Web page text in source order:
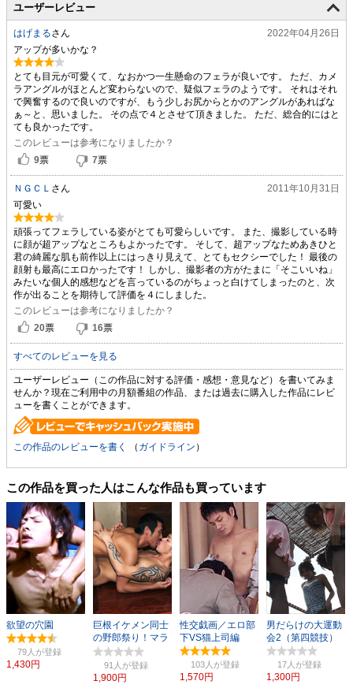
ユーザーレビュー
はげまるさん
2022年04月26日
アップが多いかな？
とても目元が可愛くて、なおかつ一生懸命のフェラが良いです。 ただ、カメ
ラアングルがほとんど変わらないので、疑似フェラのようです。 それはそれ
で興奮するので良いのですが、もう少しお尻からとかのアングルがあればな
ぁ～と、思いました。 その点で４とさせて頂きました。 ただ、総合的にはと
ても良かったです。
このレビューは参考になりましたか？
9票 7票
ＮＧＣＬ さん
2011年10月31日
可愛い
頑張ってフェラしている姿がとても可愛らしいです。 また、撮影している時
に顔が超アップなところもよかったです。 そして、超アップなためあきひと
君の綺麗な肌も前作以上にはっきり見えて、とてもセクシーでした！ 最後の
顔射も最高にエロかったです！ しかし、撮影者の方がたまに「そこいいね」
みたいな個人的感想などを言っているのがちょっと白けてしまったのと、次
作が出ることを期待して評価を４にしました。
このレビューは参考になりましたか？
20票 16票
すべてのレビューを見る
ユーザーレビュー（この作品に対する評価・感想・意見など）を書いてみま
せんか？現在ご利用中の月額番組の作品、または過去に購入した作品にレビ
ューを書くことができます。
この作品のレビューを書く （ ガイドライン ）
この作品を買った人はこんな作品も買っています
欲望の穴園
79人
1,430円
巨根イケメン同士
の野郎祭り！マラ
を求める兄貴と舎
弟！91人
1,900円
性交戯画／エロ部
下VS猫上司編
103人
1,570円
男だらけの大運動
会2（第四競技）
17人
1,300円